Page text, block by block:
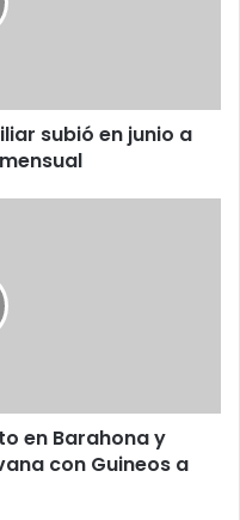
subió en junio a
en Barahona y
con Guineos a